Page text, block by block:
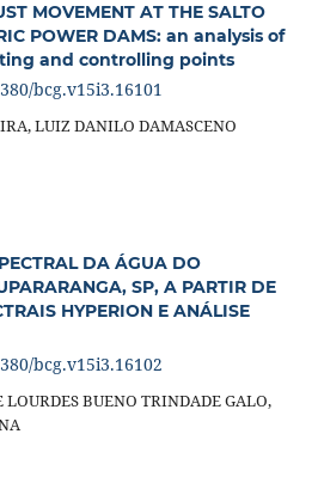
MOVEMENT AT THE SALTO
POWER DAMS: an analysis of
and controlling points
bcg.v15i3.16101
LUIZ DANILO DAMASCENO
DA ÁGUA DO
SP, A PARTIR DE
HYPERION E ANÁLISE
bcg.v15i3.16102
BUENO TRINDADE GALO,